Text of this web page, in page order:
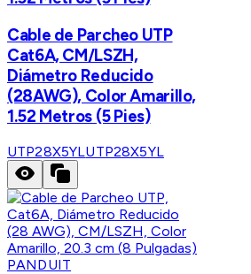
Cable de Parcheo UTP
Cat6A, CM/LSZH,
Diámetro Reducido
(28AWG), Color Amarillo,
1.52 Metros (5 Pies)
UTP28X5YLUTP28X5YL
PANDUIT